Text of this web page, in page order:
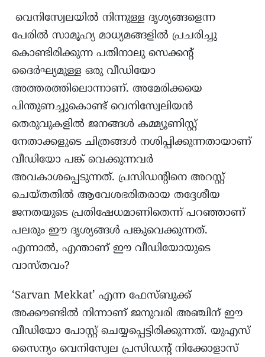
വെനിസ്വേലയിൽ നിന്നുള്ള ദൃശ്യങ്ങളെന്ന
പേരിൽ സാമൂഹ്യ മാധ്യമങ്ങളിൽ പ്രചരിച്ചു
കൊണ്ടിരിക്കുന്ന പതിനാലു സെക്കന്റ്
ദൈർഘ്യമുള്ള ഒരു വീഡിയോ
അത്തരത്തിലൊന്നാണ്. അമേരിക്കയെ
പിന്തുണച്ചുകൊണ്ട് വെനിസ്വേലിയൻ
തെരുവുകളിൽ ജനങ്ങൾ കമ്മ്യൂണിസ്റ്റ്
നേതാക്കളുടെ ചിത്രങ്ങൾ നശിപ്പിക്കുന്നതായാണ്
വീഡിയോ പങ്ക് വെക്കുന്നവർ
അവകാശപ്പെടുന്നത്. പ്രസിഡന്റിനെ അറസ്റ്റ്
ചെയ്തതിൽ ആവേശഭരിതരായ തദ്ദേശീയ
ജനതയുടെ പ്രതിഷേധമാണിതെന്ന് പറഞ്ഞാണ്
പലരും ഈ ദൃശ്യങ്ങൾ പങ്കുവെക്കുന്നത്.
എന്നാൽ, എന്താണ് ഈ വീഡിയോയുടെ
വാസ്തവം?
‘Sarvan Mekkat’ എന്ന ഫേസ്ബുക്ക്
അക്കൗണ്ടിൽ നിന്നാണ് ജനുവരി അഞ്ചിന് ഈ
വീഡിയോ പോസ്റ്റ് ചെയ്യപ്പെട്ടിരിക്കുന്നത്. യുഎസ്
സൈന്യം വെനിസ്വേല പ്രസിഡന്റ് നിക്കോളാസ്